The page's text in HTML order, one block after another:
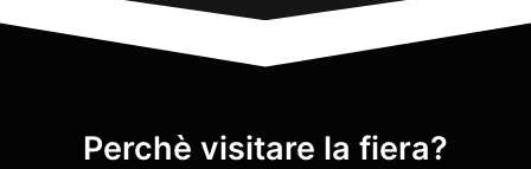
Perchè visitare la fiera?